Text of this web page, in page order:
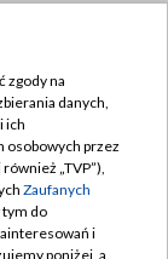
zgody na
danych,
ich
osobowych przez
„TVP”),
Zaufanych
tym do
i
poniżej, a